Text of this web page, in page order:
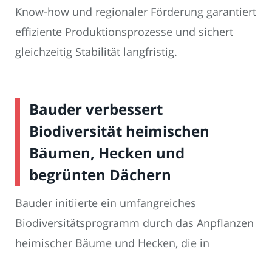
Know-how und regionaler Förderung garantiert
effiziente Produktionsprozesse und sichert
gleichzeitig Stabilität langfristig.
Bauder verbessert
Biodiversität heimischen
Bäumen, Hecken und
begrünten Dächern
Bauder initiierte ein umfangreiches
Biodiversitätsprogramm durch das Anpflanzen
heimischer Bäume und Hecken, die in